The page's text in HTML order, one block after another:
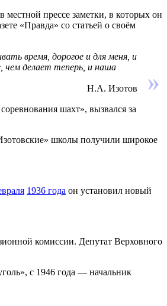
прессе заметки, в которых он
«Правда» со статьей о своём
время, дорогое и для меня, и
чем делает теперь, и наша
Н.А. Изотов
шахт», вызвался за
школы получили широкое
1936 года он установил новый
комиссии. Депутат Верховного
с 1946 года — начальник